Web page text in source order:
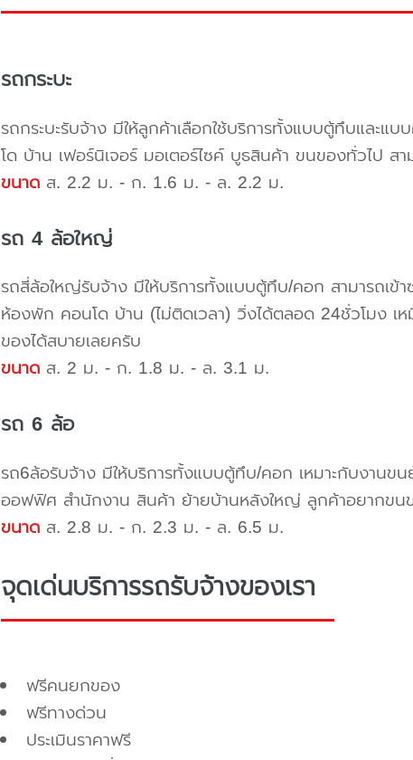
รถกระบะ
รถกระบะรับจ้าง มีให้ลูกค้าเลือกใช้บริการทั้งแบบตู้ทึบและ
โด บ้าน เฟอร์นิเจอร์ มอเตอร์ไซค์ บูธสินค้า ขนของทั่วไป ส
ขนาดส. 2.2 ม. - ก. 1.6 ม. - ล. 2.2 ม.
รถ 4 ล้อใหญ่
รถสี่ล้อใหญ่รับจ้าง มีให้บริการทั้งแบบตู้ทึบ/คอก สามารถเข้
ห้องพัก คอนโด บ้าน (ไม่ติดเวลา) วิ่งได้ตลอด 24ชั่วโมง เ
ของได้สบายเลยครับ
ขนาดส. 2 ม. - ก. 1.8 ม. - ล. 3.1 ม.
รถ 6 ล้อ
รถ6ล้อรับจ้าง มีให้บริการทั้งแบบตู้ทึบ/คอก เหมาะกับงานข
ออฟฟิศ สำนักงาน สินค้า ย้ายบ้านหลังใหญ่ ลูกค้าอยากขน
ขนาดส. 2.8 ม. - ก. 2.3 ม. - ล. 6.5 ม.
จุดเด่นบริการรถรับจ้างของเรา
ฟรีคนยกของ
ฟรีทางด่วน
ประเมินราคาฟรี